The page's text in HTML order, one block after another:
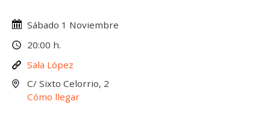
Sábado 1 Noviembre
20:00 h.
Sala López
C/ Sixto Celorrio, 2
Cómo llegar